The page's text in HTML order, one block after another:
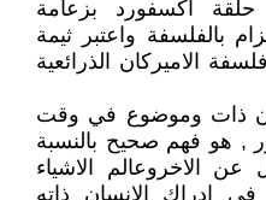
حلقة اكسفورد بزعامة
بالفلسفة واعتبر ثيمة
الاميركان الذرائعية
ذات وموضوع في وقت
, هو فهم صحيح بالنسبة
الاخروعالم الاشياء
في ادراك الانسان ذاته